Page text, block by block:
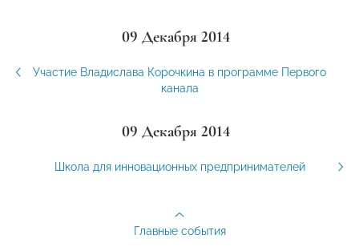
09 Декабря 2014
Участие Владислава Корочкина в программе Первого
канала
09 Декабря 2014
Школа для инновационных предпринимателей
Главные события